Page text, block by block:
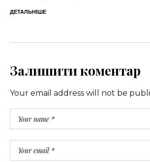
ДЕТАЛЬНІШЕ
Залишити коментар
Your email address will not be